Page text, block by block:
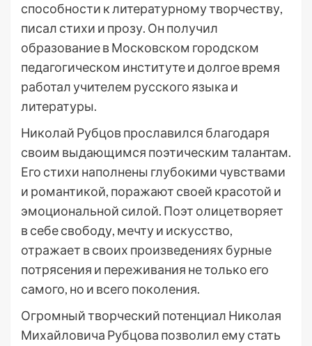
способности к литературному творчеству,
писал стихи и прозу. Он получил
образование в Московском городском
педагогическом институте и долгое время
работал учителем русского языка и
литературы.
Николай Рубцов прославился благодаря
своим выдающимся поэтическим талантам.
Его стихи наполнены глубокими чувствами
и романтикой, поражают своей красотой и
эмоциональной силой. Поэт олицетворяет
в себе свободу, мечту и искусство,
отражает в своих произведениях бурные
потрясения и переживания не только его
самого, но и всего поколения.
Огромный творческий потенциал Николая
Михайловича Рубцова позволил ему стать